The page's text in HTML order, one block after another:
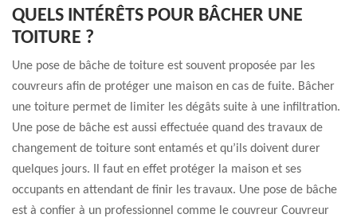
QUELS INTÉRÊTS POUR BÂCHER UNE
TOITURE ?
Une pose de bâche de toiture est souvent proposée par les
couvreurs afin de protéger une maison en cas de fuite. Bâcher
une toiture permet de limiter les dégâts suite à une infiltration.
Une pose de bâche est aussi effectuée quand des travaux de
changement de toiture sont entamés et qu’ils doivent durer
quelques jours. Il faut en effet protéger la maison et ses
occupants en attendant de finir les travaux. Une pose de bâche
est à confier à un professionnel comme le couvreur Couvreur